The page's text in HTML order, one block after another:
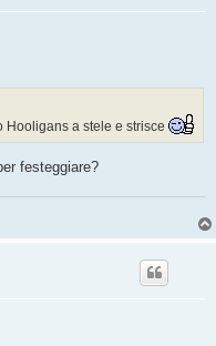
Hooligans a stele e strisce
festeggiare?